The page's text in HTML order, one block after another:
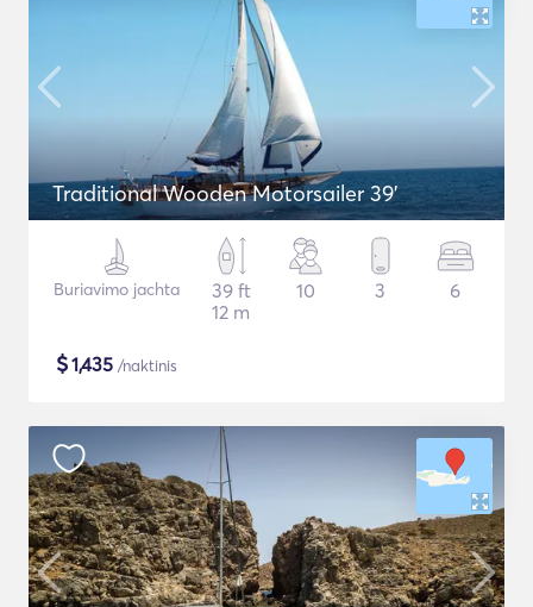
Traditional Wooden Motorsailer 39'
Buriavimo jachta
39 ft
12 m
10 3 6
$1,435 /naktinis